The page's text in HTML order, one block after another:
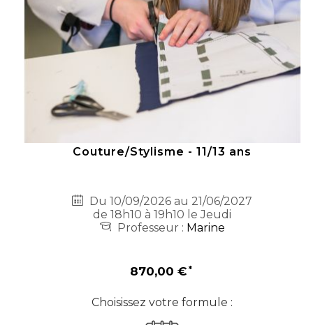
Couture/Stylisme - 11/13 ans
Du 10/09/2026 au 21/06/2027
de 18h10 à 19h10 le Jeudi
Professeur : Marine
870,00 €
Choisissez votre formule :